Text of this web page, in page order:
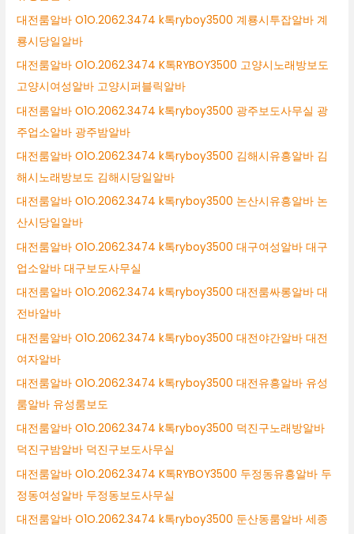
대전룸알바 O1O.2062.3474 k톡ryboy3500 계룡시투잡알바 계
룡시당일알바
대전룸알바 O1O.2062.3474 K톡RYBOY3500 고양시노래방보도
고양시여성알바 고양시퍼블릭알바
대전룸알바 O1O.2062.3474 k톡ryboy3500 광주보도사무실 광
주업소알바 광주밤알바
대전룸알바 O1O.2062.3474 k톡ryboy3500 김해시유흥알바 김
해시노래방보도 김해시당일알바
대전룸알바 O1O.2062.3474 k톡ryboy3500 논산시유흥알바 논
산시당일알바
대전룸알바 O1O.2062.3474 k톡ryboy3500 대구여성알바 대구
업소알바 대구보도사무실
대전룸알바 O1O.2062.3474 k톡ryboy3500 대전룸싸롱알바 대
전바알바
대전룸알바 O1O.2062.3474 k톡ryboy3500 대전야간알바 대전
여자알바
대전룸알바 O1O.2062.3474 k톡ryboy3500 대전유흥알바 유성
룸알바 유성룸보도
대전룸알바 O1O.2062.3474 k톡ryboy3500 덕진구노래방알바
덕진구밤알바 덕진구보도사무실
대전룸알바 O1O.2062.3474 K톡RYBOY3500 두정동유흥알바 두
정동여성알바 두정동보도사무실
대전룸알바 O1O.2062.3474 k톡ryboy3500 둔산동룸알바 세종